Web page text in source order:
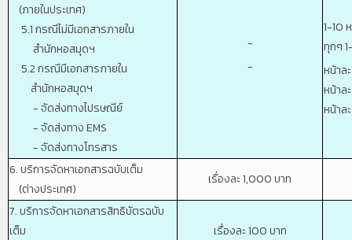
(ภายในประเทศ)
5.1 กรณีไม่มีเอกสารภายใน
สำนักหอสมุดฯ
5.2 กรณีมีเอกสารภายใน
สำนักหอสมุดฯ
- จัดส่งทางไปรษณีย์
- จัดส่งทาง EMS
- จัดส่งทางโทรสาร
-
-
1-10
ทุกๆ
หน้าล
หน้าล
หน้าล
6. บริการจัดหาเอกสารฉบับเต็ม
(ต่างประเทศ)
เรื่องละ 1,000 บาท
7. บริการจัดหาเอกสารสิทธิบัตรฉบับ
เต็ม
เรื่องละ 100 บาท